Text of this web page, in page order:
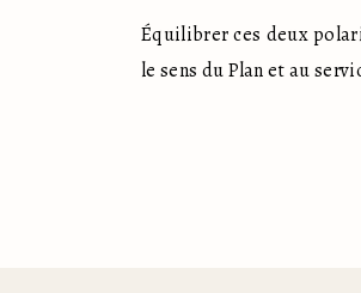
Équilibrer ces deux
le sens du Plan et au